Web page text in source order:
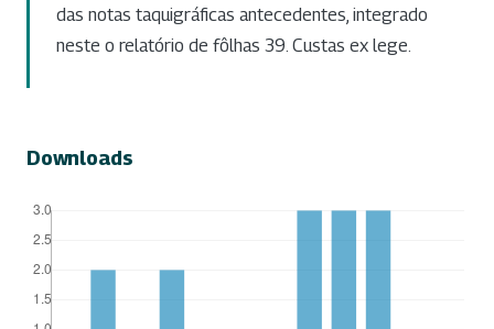
das notas taquigráficas antecedentes, integrado
neste o relatório de fôlhas 39. Custas ex lege.
Downloads